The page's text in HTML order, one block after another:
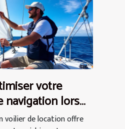
votre
navigation lors
de voilier ?
voilier de location offre